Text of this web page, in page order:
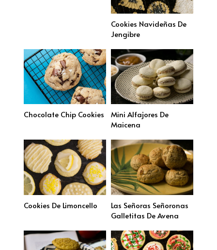
Cookies Navideñas De
Jengibre
Chocolate Chip Cookies
Mini Alfajores De
Maicena
Cookies De Limoncello
Las Señoras Señoronas
Galletitas De Avena